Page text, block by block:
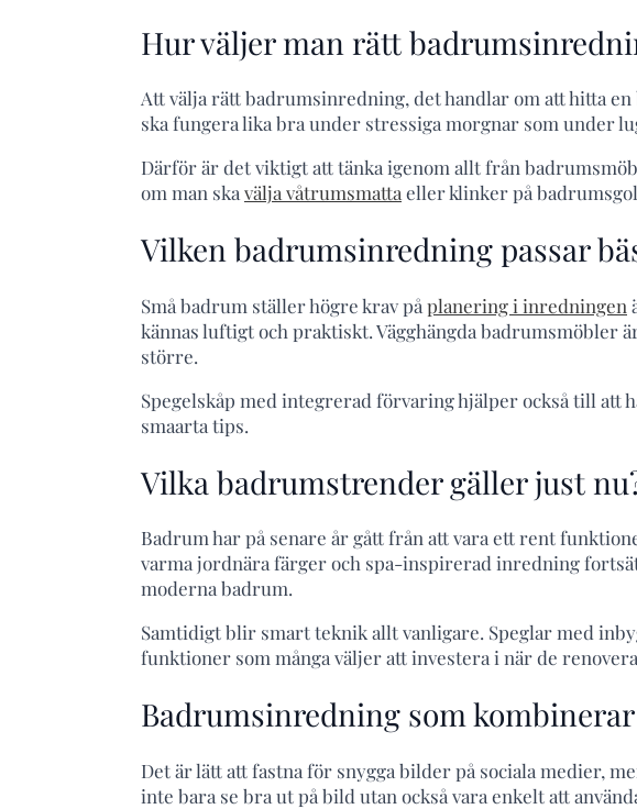
Hur väljer man rätt
Att välja rätt badrumsinredning, det handlar om att hitta
ska fungera lika bra under stressiga morgnar som under
Därför är det viktigt att tänka igenom allt från
om man ska välja våtrumsmatta eller klinker på
Vilken badrumsinredning passar
Små badrum ställer högre krav på planering i inredningen
kännas luftigt och praktiskt. Vägghängda badrumsmöbler
större.
Spegelskåp med integrerad förvaring hjälper också till att
smaarta tips.
Vilka badrumstrender gäller just
Badrum har på senare år gått från att vara ett rent
varma jordnära färger och spa-inspirerad inredning
moderna badrum.
Samtidigt blir smart teknik allt vanligare. Speglar med
funktioner som många väljer att investera i när de
Badrumsinredning som
Det är lätt att fastna för snygga bilder på sociala medier,
inte bara se bra ut på bild utan också vara enkelt att